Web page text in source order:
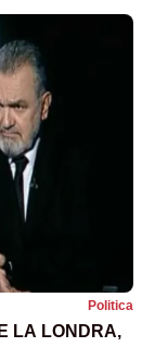
Politica
LA LONDRA,